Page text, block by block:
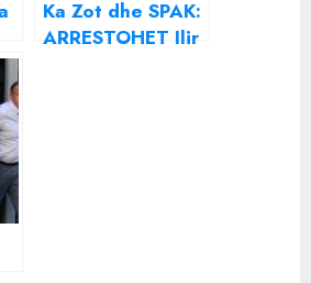
Ka Zot dhe SPAK:
ARRESTOHET Ilir